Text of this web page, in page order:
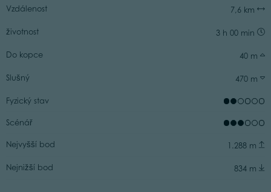
Vzdálenost 7,6 km
životnost 3 h 00 min
Do kopce 40 m
Slušný 470 m
Fyzický stav
Scénář
Nejvyšší bod 1.288 m
Nejnižší bod 834 m